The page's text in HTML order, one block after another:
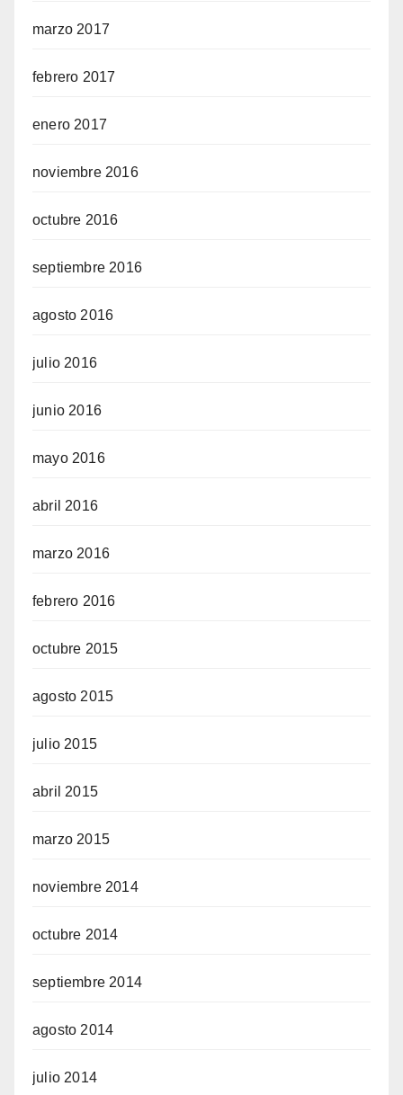
marzo 2017
febrero 2017
enero 2017
noviembre 2016
octubre 2016
septiembre 2016
agosto 2016
julio 2016
junio 2016
mayo 2016
abril 2016
marzo 2016
febrero 2016
octubre 2015
agosto 2015
julio 2015
abril 2015
marzo 2015
noviembre 2014
octubre 2014
septiembre 2014
agosto 2014
julio 2014